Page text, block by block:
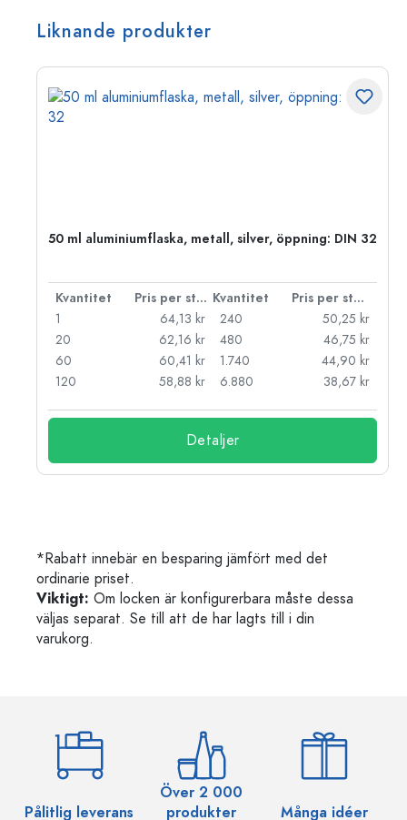
Liknande produkter
50 ml aluminiumflaska, metall, silver, öppning: DIN 32
Kvantitet Pris per styck Kvantitet
Pris per styck
1
64,13 kr
20
62,16 kr
60
60,41 kr
120
58,88 kr
240
50,25 kr
480
46,75 kr
1.740
44,90 kr
6.880
38,67 kr
Detaljer
*Rabatt innebär en besparing jämfört med det
ordinarie priset.
Viktigt: Om locken är konfigurerbara måste dessa
väljas separat. Se till att de har lagts till i din
varukorg.
Pålitlig leverans
Över 2 000
produkter
Många idéer